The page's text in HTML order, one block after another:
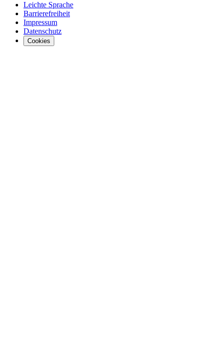
Leichte Sprache
Barrierefreiheit
Impressum
Datenschutz
Cookies